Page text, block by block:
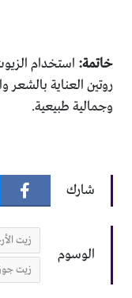
خاتمة: استخدام
روتين العناية
وجمالية طبيعية.
شارك
الوسوم
زيت
زيت